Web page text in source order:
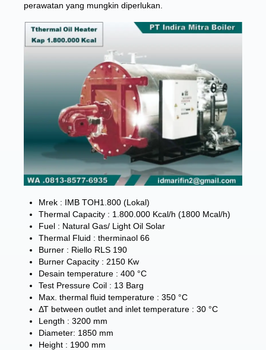
perawatan yang mungkin diperlukan.
Mrek : IMB TOH1.800 (Lokal)
Thermal Capacity : 1.800.000 Kcal/h (1800 Mcal/h)
Fuel : Natural Gas/ Light Oil Solar
Thermal Fluid : therminaol 66
Burner : Riello RLS 190
Burner Capacity : 2150 Kw
Desain temperature : 400 °C
Test Pressure Coil : 13 Barg
Max. thermal fluid temperature : 350 °C
ΔΤ between outlet and inlet temperature : 30 °C
Length : 3200 mm
Diameter: 1850 mm
Height : 1900 mm